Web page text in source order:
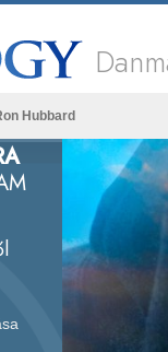
Hubbard
A